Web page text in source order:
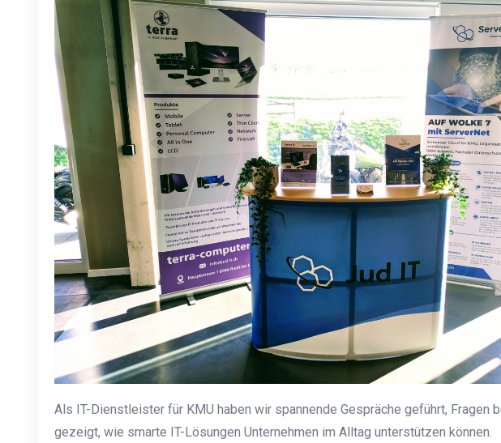
Als IT-Dienstleister für KMU haben wir spannende Gespräche geführt, Fragen
gezeigt, wie smarte IT-Lösungen Unternehmen im Alltag unterstützen können.